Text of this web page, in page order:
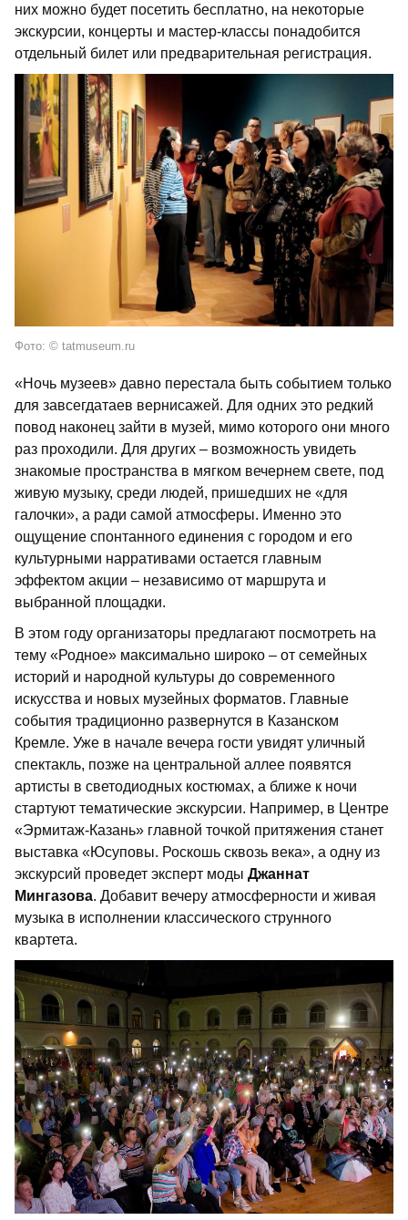
них можно будет посетить бесплатно, на некоторые
экскурсии, концерты и мастер-классы понадобится
отдельный билет или предварительная регистрация.
Фото: © tatmuseum.ru
«Ночь музеев» давно перестала быть событием только
для завсегдатаев вернисажей. Для одних это редкий
повод наконец зайти в музей, мимо которого они много
раз проходили. Для других – возможность увидеть
знакомые пространства в мягком вечернем свете, под
живую музыку, среди людей, пришедших не «для
галочки», а ради самой атмосферы. Именно это
ощущение спонтанного единения с городом и его
культурными нарративами остается главным
эффектом акции – независимо от маршрута и
выбранной площадки.
В этом году организаторы предлагают посмотреть на
тему «Родное» максимально широко – от семейных
историй и народной культуры до современного
искусства и новых музейных форматов. Главные
события традиционно развернутся в Казанском
Кремле. Уже в начале вечера гости увидят уличный
спектакль, позже на центральной аллее появятся
артисты в светодиодных костюмах, а ближе к ночи
стартуют тематические экскурсии. Например, в Центре
«Эрмитаж-Казань» главной точкой притяжения станет
выставка «Юсуповы. Роскошь сквозь века», а одну из
экскурсий проведет эксперт моды Джаннат
Мингазова. Добавит вечеру атмосферности и живая
музыка в исполнении классического струнного
квартета.